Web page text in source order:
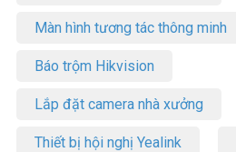
Màn hình tương tác thông minh
Báo trộm Hikvision
Lắp đặt camera nhà xưởng
Thiết bị hội nghị Yealink